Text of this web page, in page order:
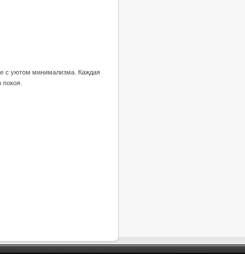
с уютом минимализма. Каждая